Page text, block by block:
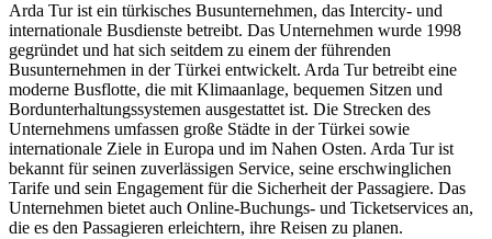
Arda Tur ist ein türkisches Busunternehmen, das Intercity- und
internationale Busdienste betreibt. Das Unternehmen wurde 1998
gegründet und hat sich seitdem zu einem der führenden
Busunternehmen in der Türkei entwickelt. Arda Tur betreibt eine
moderne Busflotte, die mit Klimaanlage, bequemen Sitzen und
Bordunterhaltungssystemen ausgestattet ist. Die Strecken des
Unternehmens umfassen große Städte in der Türkei sowie
internationale Ziele in Europa und im Nahen Osten. Arda Tur ist
bekannt für seinen zuverlässigen Service, seine erschwinglichen
Tarife und sein Engagement für die Sicherheit der Passagiere. Das
Unternehmen bietet auch Online-Buchungs- und Ticketservices an,
die es den Passagieren erleichtern, ihre Reisen zu planen.